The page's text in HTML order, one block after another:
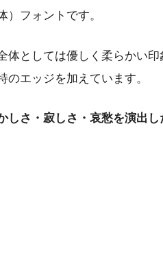
フォントです。
としては優しく柔らかい
エッジを加えています。
しさ・寂しさ・哀愁を演出し